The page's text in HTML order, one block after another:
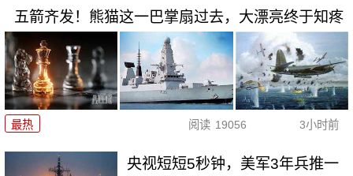
五箭齐发！熊猫这一巴掌扇过去，大漂亮终于知疼
最热 阅读 19056 3小时前
央视短短5秒钟，美军3年兵推一